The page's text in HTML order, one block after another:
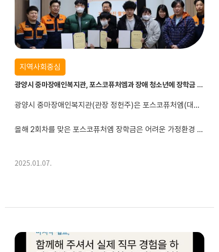
지역사회중심
광양시 중마장애인복지관, 포스코퓨처엠과 장애 청소년에 장학금 300만원 전달
광양시 중마장애인복지관(관장 정헌주)은 포스코퓨처엠(대표이사 엄기천)과 지난 7일, 광양시 관내 장애 청소년 3명을 대상으로 총 300만원의 장학금과 장학증서를 전달했다.
올해 2회차를 맞은 포스코퓨처엠 장학금은 어려운 가정환경 속에서도 바른 인성과 도전정신으로 학업에 매진하고 있는 장애 학생들을 지원하기 위한 사회공헌 사업이다. 특히 포스...
2025.01.07.